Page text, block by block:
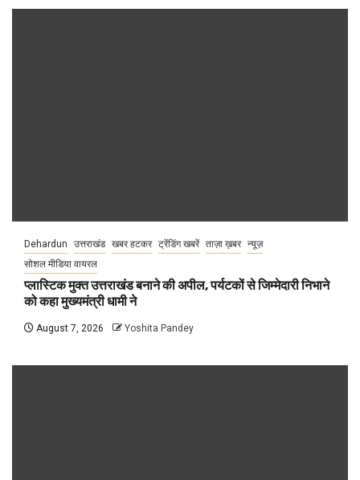
Dehardun उत्तराखंड खबर हटकर ट्रेंडिंग खबरें ताज़ा ख़बर न्यूज़
सोशल मीडिया वायरल
प्लास्टिक मुक्त उत्तराखंड बनाने की अपील, पर्यटकों से जिम्मेदारी निभाने
को कहा मुख्यमंत्री धामी ने
August 7, 2026 Yoshita Pandey